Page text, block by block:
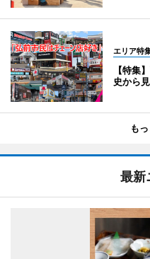
エリア特
【特集
史から
も
最新